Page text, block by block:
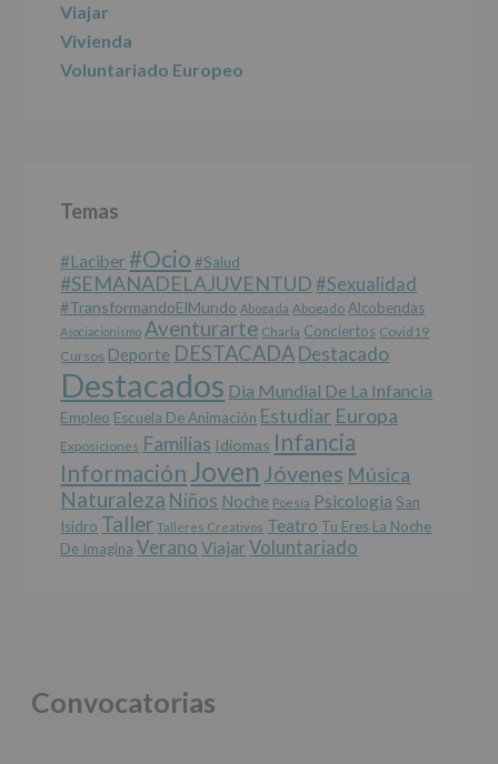
Viajar
Vivienda
Voluntariado Europeo
Temas
#laciber#Ocio #salud
#SEMANADELAJUVENTUD #sexualidad
#TransformandoElMundo Abogada Abogado Alcobendas
Asociacionismo Aventurarte Charla Conciertos Covid19
Cursos Deporte DESTACADADestacado
Destacados Dia Mundial De La Infancia
Empleo Escuela De Animación Estudiar Europa
Exposiciones Familias Idiomas Infancia
Información Joven Jóvenes Música
Naturaleza Niños Noche Poesía Psicologia San
Isidro Taller Talleres Creativos Teatro Tu Eres La Noche
De Imagina Verano Viajar Voluntariado
Convocatorias